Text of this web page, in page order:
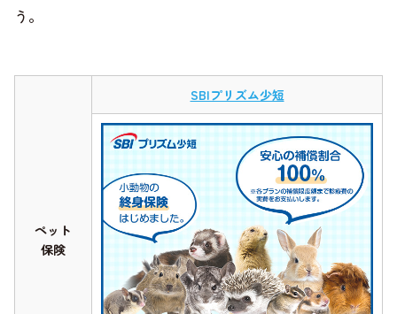
う。
ペット
保険
SBIプリズム少短